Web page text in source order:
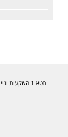
תטא 1 השקעות